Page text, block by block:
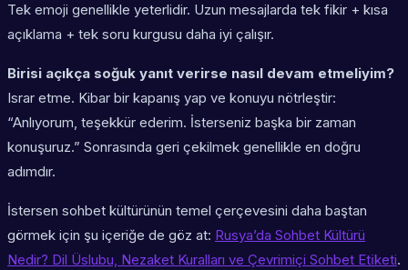
Tek emoji genellikle yeterlidir. Uzun mesajlarda tek fikir + kısa
açıklama + tek soru kurgusu daha iyi çalışır.
Birisi açıkça soğuk yanıt verirse nasıl devam etmeliyim?
Israr etme. Kibar bir kapanış yap ve konuyu nötrleştir:
“Anlıyorum, teşekkür ederim. İsterseniz başka bir zaman
konuşuruz.” Sonrasında geri çekilmek genellikle en doğru
adımdır.
İstersen sohbet kültürünün temel çerçevesini daha baştan
görmek için şu içeriğe de göz at: Rusya’da Sohbet Kültürü
Nedir? Dil Üslubu, Nezaket Kuralları ve Çevrimiçi Sohbet Eti̇keti.